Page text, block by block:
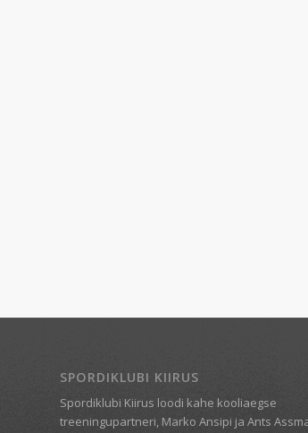
SPORDIKLUBI KIIRUS
Spordiklubi Kiirus loodi kahe kooliaegse
treeningupartneri, Marko Ansipi ja Ants